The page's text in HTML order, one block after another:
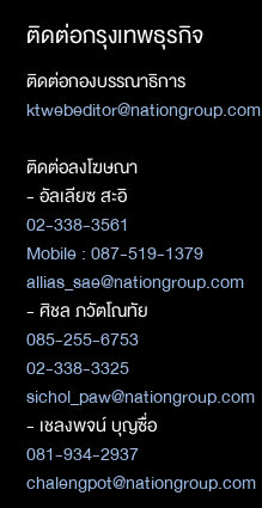
ติดต่อกรุงเทพธุรกิจ
ติดต่อกองบรรณาธิการ
ktwebeditor@nationgroup.com
ติดต่อลงโฆษณา
- อัลเลียซ สะอิ
02-338-3561
Mobile : 087-519-1379
allias_sae@nationgroup.com
- ศิชล ภวัตโณทัย
085-255-6753
02-338-3325
sichol_paw@nationgroup.com
- เชลงพจน์ บุญซื่อ
081-934-2937
chalengpot@nationgroup.com